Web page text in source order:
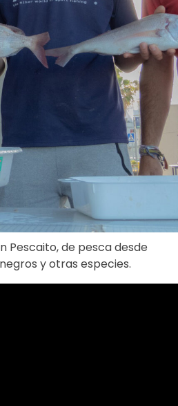
Pescaito, de pesca desde
y otras especies.